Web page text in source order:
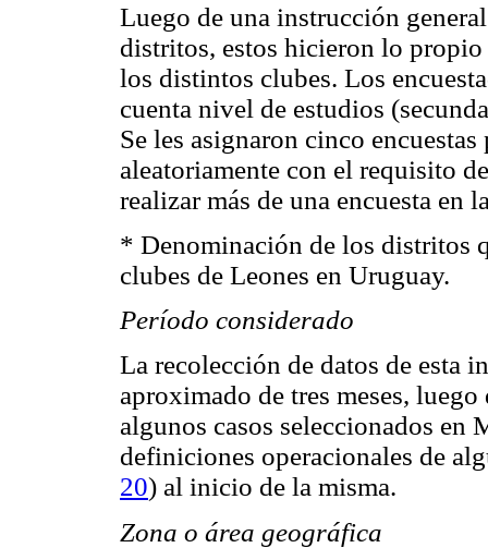
Luego de una instrucción
distritos, estos hicieron lo propio
los distintos clubes. Los
cuenta nivel de estudios
Se les asignaron cinco
aleatoriamente con el requisito
realizar más de una encuesta en
* Denominación de los distritos
clubes de Leones en Uruguay.
Período considerado
La recolección de datos de esta
aproximado de tres meses,
algunos casos seleccionados en
definiciones operacionales de
20) al inicio de la misma.
Zona o área geográfica